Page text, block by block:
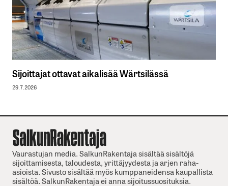
Sijoittajat ottavat aikalisää Wärtsilässä
29.7.2026
Vaurastujan media. SalkunRakentaja sisältää sisältöjä
sijoittamisesta, taloudesta, yrittäjyydesta ja arjen raha-
asioista. Sivusto sisältää myös kumppaneidensa kaupallista
sisältöä. SalkunRakentaja ei anna sijoitussuosituksia.